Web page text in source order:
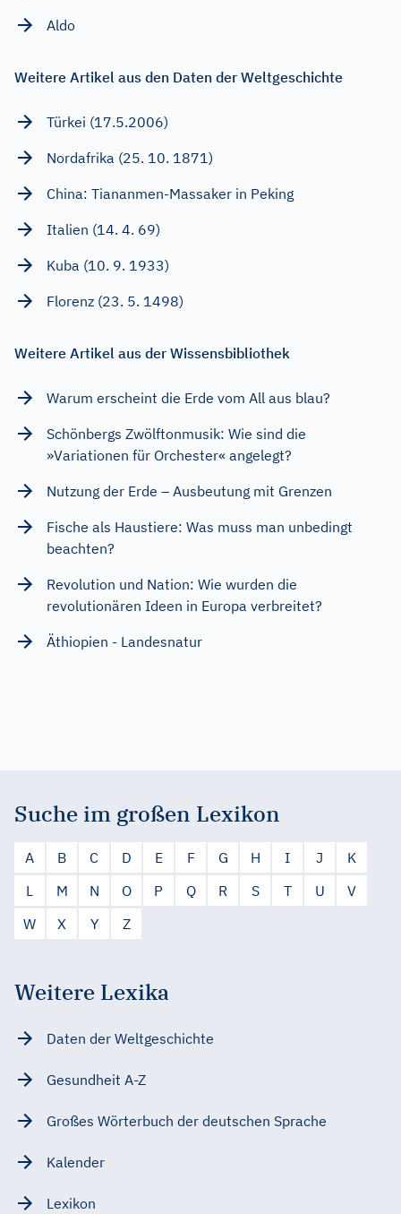
Aldo
Weitere Artikel aus den Daten der Weltgeschichte
Türkei (17.5.2006)
Nordafrika (25. 10. 1871)
China: Tiananmen-Massaker in Peking
Italien (14. 4. 69)
Kuba (10. 9. 1933)
Florenz (23. 5. 1498)
Weitere Artikel aus der Wissensbibliothek
Warum erscheint die Erde vom All aus blau?
Schönbergs Zwölftonmusik: Wie sind die
»Variationen für Orchester« angelegt?
Nutzung der Erde – Ausbeutung mit Grenzen
Fische als Haustiere: Was muss man unbedingt
beachten?
Revolution und Nation: Wie wurden die
revolutionären Ideen in Europa verbreitet?
Äthiopien - Landesnatur
Suche im großen Lexikon
A B C D E F G H I J
K
L
M N O P Q R S T U
V
W
X Y Z
Weitere Lexika
Daten der Weltgeschichte
Gesundheit A-Z
Großes Wörterbuch der deutschen Sprache
Kalender
Lexikon